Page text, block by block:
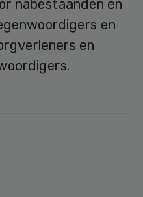
nabestaanden en
en
en